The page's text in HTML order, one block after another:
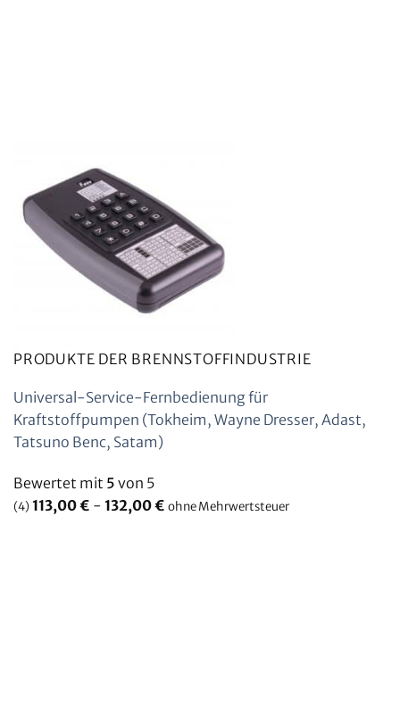
PRODUKTE DER BRENNSTOFFINDUSTRIE
Universal-Service-Fernbedienung für
Kraftstoffpumpen (Tokheim, Wayne Dresser, Adast,
Tatsuno Benc, Satam)
Bewertet mit 5 von 5
(4) 113,00€ - 132,00€ ohne Mehrwertsteuer